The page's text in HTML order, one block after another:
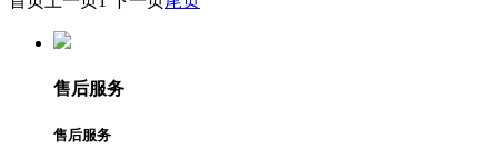
售后服务
售后服务